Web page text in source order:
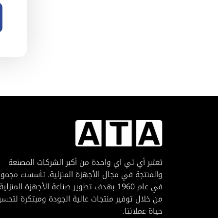
تعتبر أي تي اي واحدة من أكبر الشركات المصنعة
والمنتجة في مجال الأجهزة المنزلية. تأسست
في عام 1960 بهدف تطوير صناعة الأجهزة المنزلية
من خلال توفير منتجات عالية الجودة ومبتكرة
حياة عملائنا.